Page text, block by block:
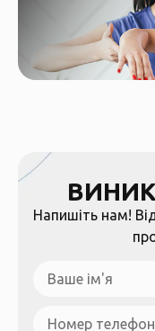
Напишіть нам!